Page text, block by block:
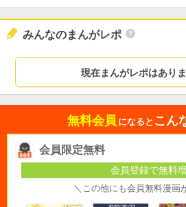
みんなのまんがレポ
現在まんがレポはあり
無料会員 になると こん
会員限定無料
会員登録で無料
＼この他にも会員無料漫画